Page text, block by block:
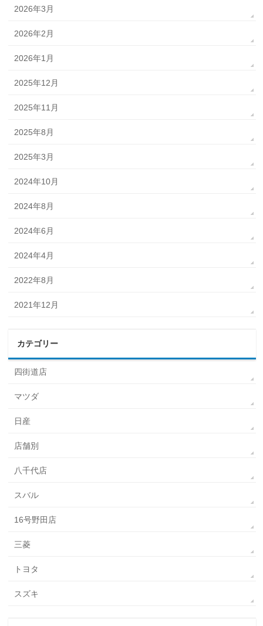
2026年3月
2026年2月
2026年1月
2025年12月
2025年11月
2025年8月
2025年3月
2024年10月
2024年8月
2024年6月
2024年4月
2022年8月
2021年12月
カテゴリー
四街道店
マツダ
日産
店舗別
八千代店
スバル
16号野田店
三菱
トヨタ
スズキ